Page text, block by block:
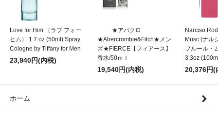
Love for Him （ラブ フォー
ヒム） 1.7 oz (50ml) Spray
Cologne by Tiffany for Men
23,940円(内税)
★アバクロ
★Abercrombie&Fitch★メン
ズ★FIERCE【フィアース】
香水/50ｍｌ
19,540円(内税)
Narciso
Musc (ナル
フルール・
3.3oz
20,376円(
ホーム